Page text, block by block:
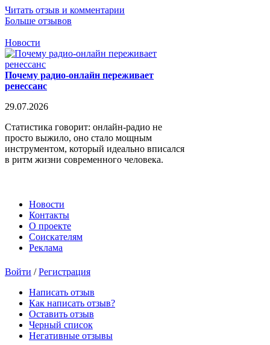
Читать отзыв и комментарии
Больше отзывов
Новости
Почему радио-онлайн переживает
ренессанс
29.07.2026
Статистика говорит: онлайн-радио не
просто выжило, оно стало мощным
инструментом, который идеально вписался
в ритм жизни современного человека.
Новости
Контакты
О проекте
Соискателям
Реклама
Войти /Регистрация
Написать отзыв
Как написать отзыв?
Оставить отзыв
Черный список
Негативные отзывы